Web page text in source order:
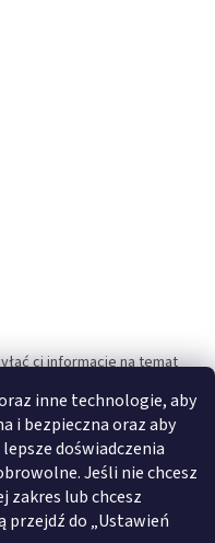
inne technologie, aby
i bezpieczna oraz aby
doświadczenia
Jeśli nie chcesz
zakres lub chcesz
przejdź do „Ustawień
ci informacje na temat